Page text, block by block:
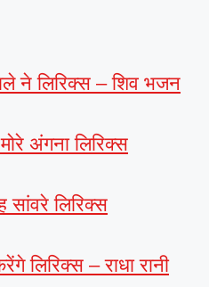
ने लिरिक्स – शिव भजन
अंगना लिरिक्स
सांवरे लिरिक्स
लिरिक्स – राधा रानी